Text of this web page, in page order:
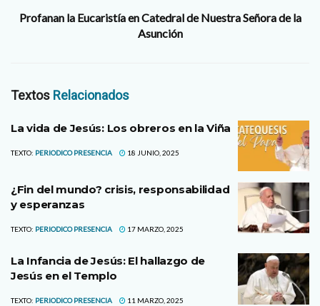
Profanan la Eucaristía en Catedral de Nuestra Señora de la
Asunción
Textos Relacionados
La vida de Jesús: Los obreros en la Viña
TEXTO: PERIODICO PRESENCIA 18 JUNIO, 2025
¿Fin del mundo? crisis, responsabilidad
y esperanzas
TEXTO: PERIODICO PRESENCIA 17 MARZO, 2025
La Infancia de Jesús: El hallazgo de
Jesús en el Templo
TEXTO: PERIODICO PRESENCIA 11 MARZO, 2025